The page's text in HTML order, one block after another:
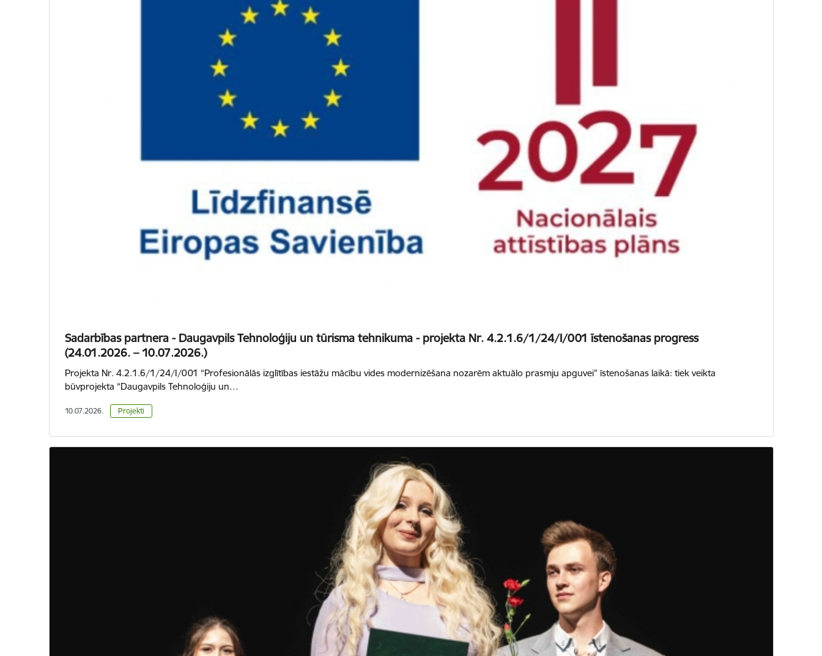
Sadarbības partnera - Daugavpils Tehnoloģiju un tūrisma tehnikuma - projekta Nr. 4.2.1.6/1/24/I/001 īstenošanas progress
(24.01.2026. – 10.07.2026.)
Projekta Nr. 4.2.1.6/1/24/I/001 “Profesionālās izglītības iestāžu mācību vides modernizēšana nozarēm aktuālo prasmju apguvei” īstenošanas laikā: tiek veikta
būvprojekta “Daugavpils Tehnoloģiju un…
10.07.2026. Projekti